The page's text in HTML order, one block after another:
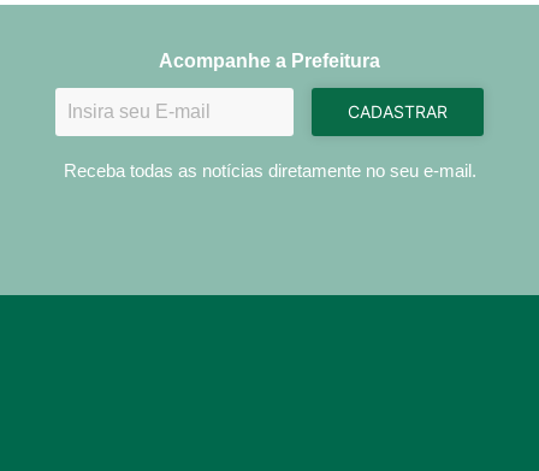
Acompanhe a Prefeitura
CADASTRAR
Receba todas as notícias diretamente no seu e-mail.